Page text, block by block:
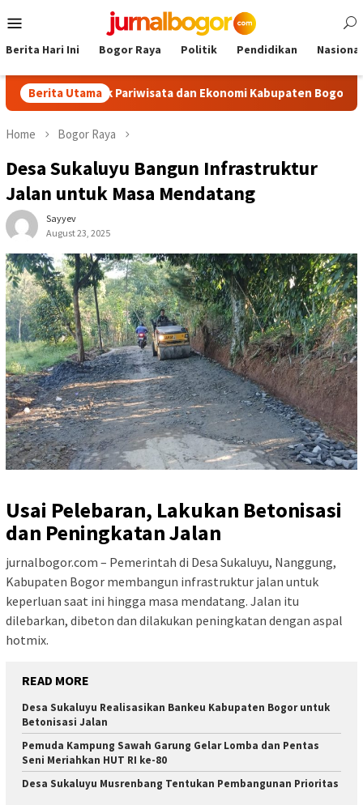
to
Menu
Berita Hari Ini Bogor Raya Politik Pendidikan Nasional
Berita Utama
Pariwisata dan Ekonomi Kabupaten Bogor Tour
Home Bogor Raya
Desa Sukaluyu Bangun Infrastruktur
Jalan untuk Masa Mendatang
Sayyev
August 23, 2025
Usai Pelebaran, Lakukan Betonisasi
dan Peningkatan Jalan
jurnalbogor.com – Pemerintah di Desa Sukaluyu, Nanggung,
Kabupaten Bogor membangun infrastruktur jalan untuk
keperluan saat ini hingga masa mendatang. Jalan itu
dilebarkan, dibeton dan dilakukan peningkatan dengan aspal
hotmix.
READ MORE
Desa Sukaluyu Realisasikan Bankeu Kabupaten Bogor untuk
Betonisasi Jalan
Pemuda Kampung Sawah Garung Gelar Lomba dan Pentas
Seni Meriahkan HUT RI ke-80
Desa Sukaluyu Musrenbang Tentukan Pembangunan Prioritas